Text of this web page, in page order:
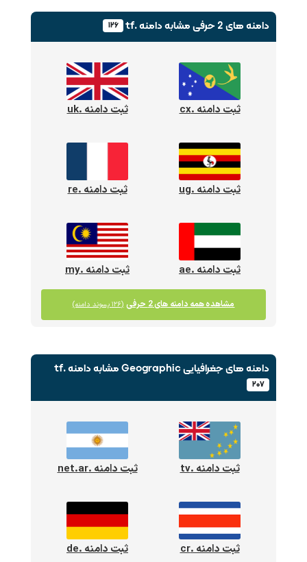
دامنه های 2 حرفی مشابه دامنه .tf ۱۲۶
ثبت دامنه .cx ثبت دامنه .uk
ثبت دامنه .ug ثبت دامنه .re
ثبت دامنه .ae ثبت دامنه .my
مشاهده همه دامنه های 2 حرفی (۱۲۶ پسوند دامنه)
دامنه های جغرافیایی Geographic مشابه دامنه .tf
۲۰۷
ثبت دامنه .tv ثبت دامنه .net.ar
ثبت دامنه .cr ثبت دامنه .de